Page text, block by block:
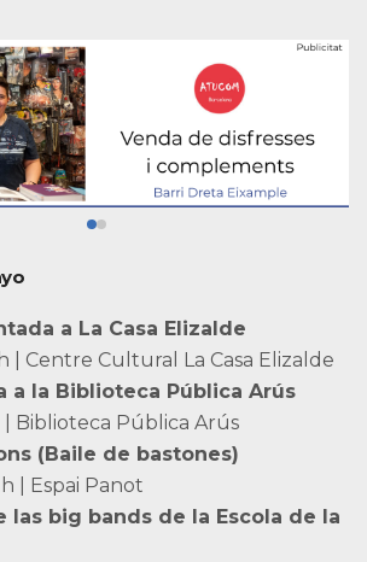
a La Casa Elizalde
h | Centre Cultural La Casa Elizalde
a la Biblioteca Pública Arús
| Biblioteca Pública Arús
(Baile de bastones)
h | Espai Panot
las big bands de la Escola de la